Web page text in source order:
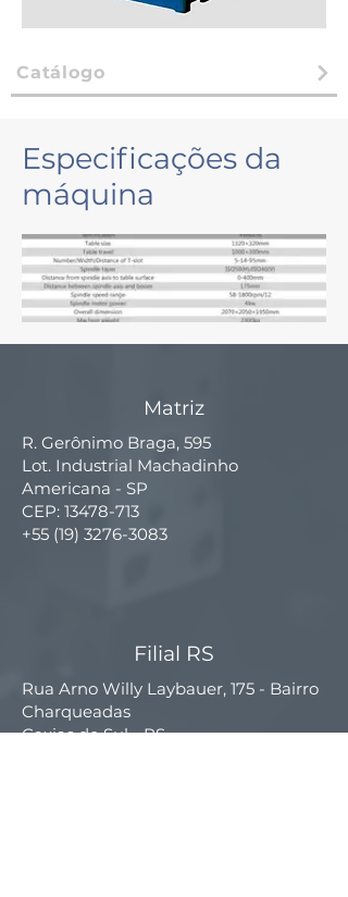
Catálogo
Especificações da
máquina
Matriz
R. Gerônimo Braga, 595
Lot. Industrial Machadinho
Americana - SP
CEP: 13478-713
+55 (19) 3276-3083
Filial RS
Rua Arno Willy Laybauer, 175 - Bairro
Charqueadas
Caxias do Sul - RS